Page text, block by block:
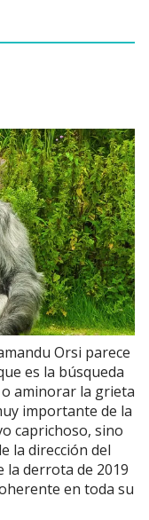
Orsi parece
es la búsqueda
aminorar la grieta
importante de la
caprichoso, sino
la dirección del
la derrota de 2019
en toda su